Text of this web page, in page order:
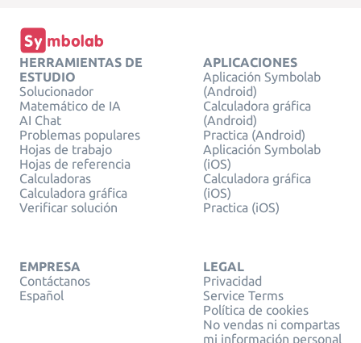
HERRAMIENTAS DE
ESTUDIO
Solucionador
Matemático de IA
AI Chat
Problemas populares
Hojas de trabajo
Hojas de referencia
Calculadoras
Calculadora gráfica
Verificar solución
APLICACIONES
Aplicación Symbolab
(Android)
Calculadora gráfica
(Android)
Practica (Android)
Aplicación Symbolab
(iOS)
Calculadora gráfica
(iOS)
Practica (iOS)
EMPRESA
Contáctanos
Español
LEGAL
Privacidad
Service Terms
Política de cookies
No vendas ni compartas
mi información personal